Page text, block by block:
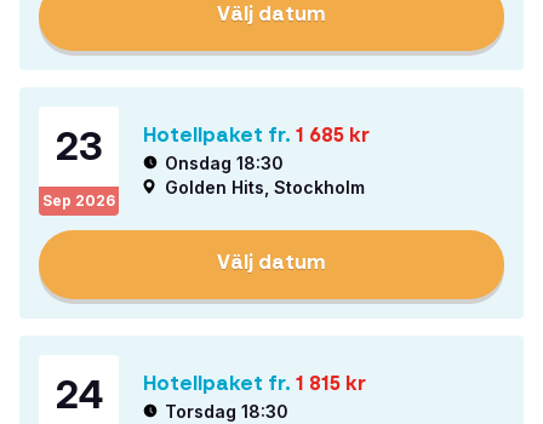
Välj datum
23
Sep 2026
Hotellpaket fr. 1 685 kr
Onsdag 18:30
Golden Hits, Stockholm
Välj datum
24 Hotellpaket fr. 1 815 kr
Torsdag 18:30